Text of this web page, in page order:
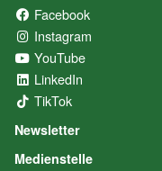
Facebook
Instagram
YouTube
LinkedIn
TikTok
Newsletter
Medienstelle